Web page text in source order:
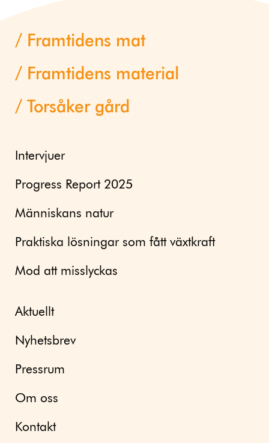
Framtidens mat
Framtidens material
Torsåker gård
Intervjuer
Progress Report 2025
Människans natur
Praktiska lösningar som fått växtkraft
Mod att misslyckas
Aktuellt
Nyhetsbrev
Pressrum
Om oss
Kontakt